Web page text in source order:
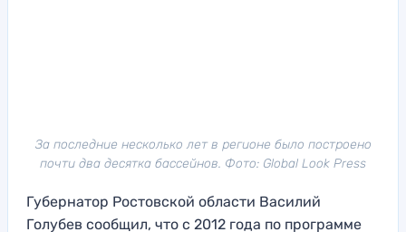
За последние несколько лет в регионе было построено
почти два десятка бассейнов. Фото: Global Look Press
Губернатор Ростовской области Василий
Голубев сообщил, что с 2012 года по программе